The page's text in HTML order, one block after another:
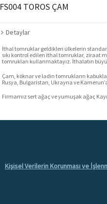
FS004 TOROS ÇAM
Detaylar
İthal tomruklar geldikleri ülkelerin
sıkı kontrol edilen ithal tomruklar, ziraat
tomrukları kullanmaktayız. İthalatın
Çam, köknar ve ladin tomrukların
Rusya, Bulgaristan, Ukrayna ve
Firmamız sert ağaç ve yumuşak ağaç
Kişisel Verilerin Korunması ve